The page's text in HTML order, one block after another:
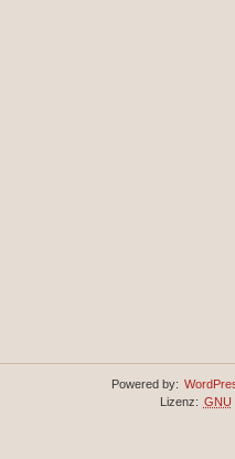
Powered by:
Lizenz: GNU